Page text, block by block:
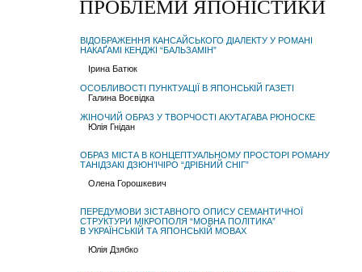
ПРОБЛЕМИ ЯПОНІСТИКИ
ВІДОБРАЖЕННЯ КАНСАЙСЬКОГО ДІАЛЕКТУ У РОМАНІ
НАКАҐАМІ КЕНДЖІ “БАЛЬЗАМІН”
Ірина Батюк
ОСОБЛИВОСТІ ПУНКТУАЦІЇ В ЯПОНСЬКІЙ ГАЗЕТІ
Галина Воєвідка
ЖІНОЧИЙ ОБРАЗ У ТВОРЧОСТІ АКУТАГАВА РЮНОСКЕ
Юлія Гнідан
ОБРАЗ МІСТА В КОНЦЕПТУАЛЬНОМУ ПРОСТОРІ РОМАНУ
ТАНІДЗАКІ ДЗЮН’ІЧІРО “ДРІБНИЙ СНІГ”
Олена Горошкевич
ПЕРЕДУМОВИ ЗІСТАВНОГО ОПИСУ СЕМАНТИЧНОЇ
СТРУКТУРИ МІКРОПОЛЯ “МОВНА ПОЛІТИКА”
В УКРАЇНСЬКІЙ ТА ЯПОНСЬКІЙ МОВАХ
Юлія Дзябко